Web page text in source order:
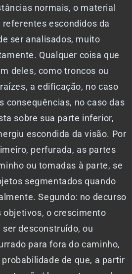
normais, o material
escondidos da
ser analisados, muito
Qualquer coisa que
deles, como troncos ou
a edificação, no caso
consequências, no caso das
sobre sua parte inferior,
escondida da visão. Por
perfurada, as partes
ou tomadas à parte, se
segmentados quando
Segundo: no decurso
objetivos, o crescimento
desconstruído, ou
para fora do caminho,
de que, a partir